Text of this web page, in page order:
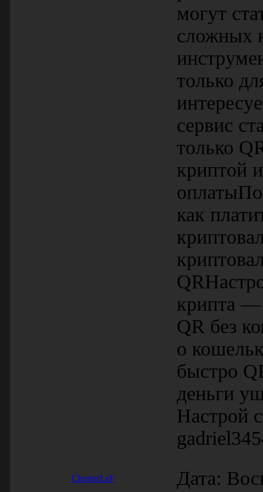
могут
сложных
только
сервис
только
криптой
как
крипта —
QR без
о
быстро
деньги
Настрой
ChesterLeF Дата: